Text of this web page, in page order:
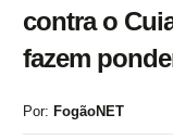
contra o
fazem
Por: FogãoNET